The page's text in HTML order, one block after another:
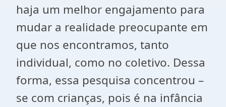
haja um melhor engajamento para
mudar a realidade preocupante em
que nos encontramos, tanto
individual, como no coletivo. Dessa
forma, essa pesquisa concentrou –
se com crianças, pois é na infância